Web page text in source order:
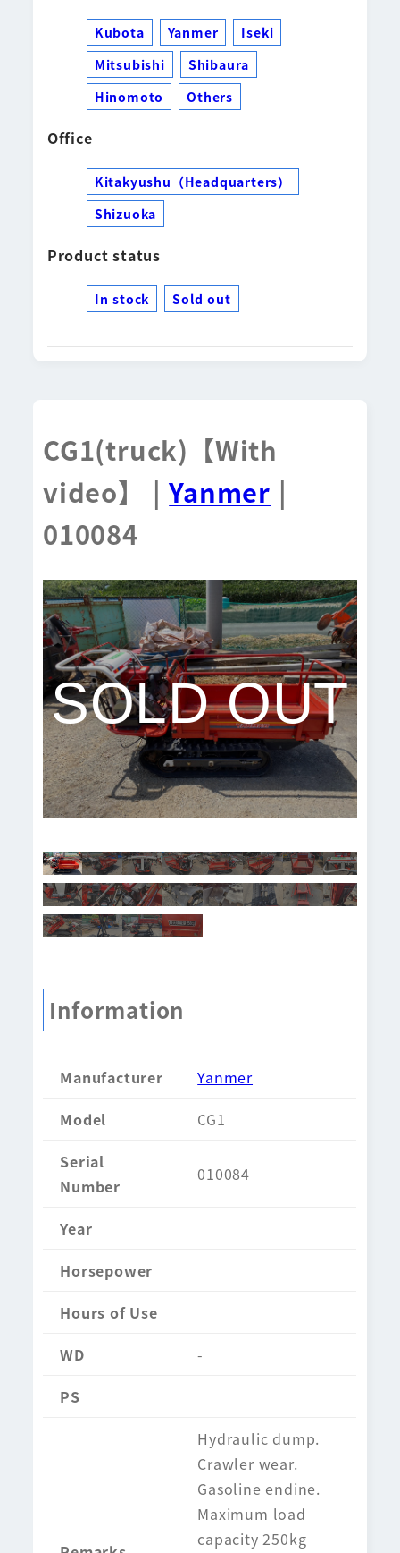
Kubota Yanmer
Iseki
Mitsubishi
Shibaura
Hinomoto
Others
Office
Kitakyushu（Headquarters）
Shizuoka
Product status
In stock Sold out
CG1(truck)【With
video】 |Yanmer |
010084
SOLD OUT
Information
Manufacturer
Yanmer
Model
CG1
Serial
Number
010084
Year
Horsepower
Hours of Use
WD
-
PS
Hydraulic dump.
Crawler wear.
Gasoline endine.
Maximum load
capacity 250kg